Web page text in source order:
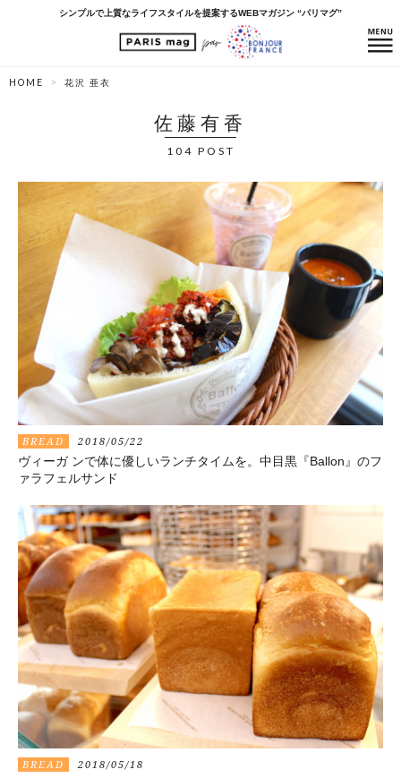
シンプルで上質なライフスタイルを提案するWEBマガジン “パリマグ”
HOME 花沢 亜衣
佐藤有香
104 POST
BREAD 2018/05/22
ヴィーガ ンで体に優しいランチタイムを。中目黒『Ballon』のフ
ァラフェルサンド
BREAD 2018/05/18